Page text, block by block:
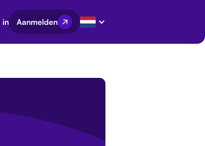
in Aanmelden